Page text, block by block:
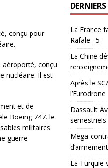
conçu pour
aéroporté, conçu
nucléaire. Il est
et de
Boeing 747, le
militaires
guerre
La France
Rafale F5
La Chine
Après le
l’Eurodrone
Dassault
semestriels
Méga-
La Turquie